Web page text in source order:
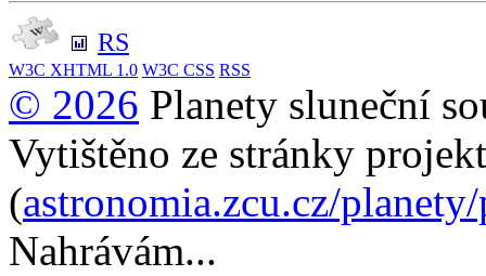
RS
W3C XHTML 1.0 W3C CSS RSS
© 2026 Planety sluneční
Vytištěno ze stránky
(astronomia.zcu.cz/
Nahrávám...